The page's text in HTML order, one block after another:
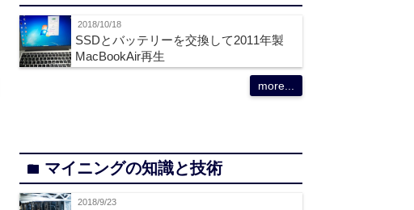
2018/10/18
SSDとバッテリーを交換して2011年製
MacBookAir再生
more...
folder マイニングの知識と技術
2018/9/23